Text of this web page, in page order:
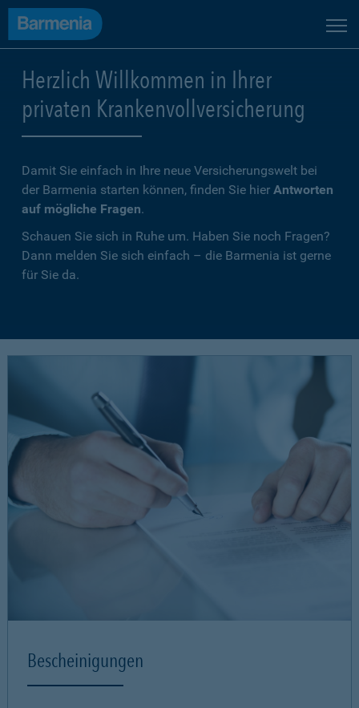
Herzlich Willkommen in Ihrer
privaten Krankenvollversicherung
Damit Sie einfach in Ihre neue Versicherungswelt bei
der Barmenia starten können, finden Sie hier Antworten
auf mögliche Fragen.
Schauen Sie sich in Ruhe um. Haben Sie noch Fragen?
Dann melden Sie sich einfach – die Barmenia ist gerne
für Sie da.
Bescheinigungen